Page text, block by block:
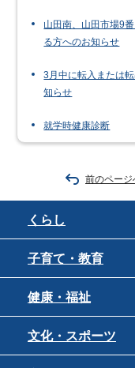
山田南、山田市場9
る方へのお知らせ
3月中に転入または
知らせ
就学時健康診断
前のページ
くらし
子育て・教育
健康・福祉
文化・スポーツ